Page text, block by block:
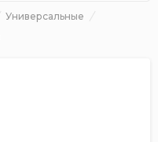
Универсальные